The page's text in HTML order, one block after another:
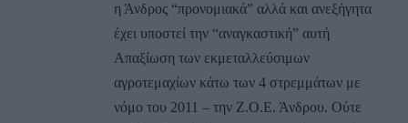
η Άνδρος “προνομιακά” αλλά και ανεξήγητα
έχει υποστεί την “αναγκαστική” αυτή
Απαξίωση των εκμεταλλεύσιμων
αγροτεμαχίων κάτω των 4 στρεμμάτων με
νόμο του 2011 – την Ζ.Ο.Ε. Άνδρου. Ούτε